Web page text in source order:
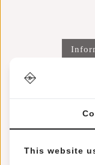
Das
This website